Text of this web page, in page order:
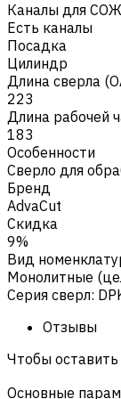
Каналы для СОЖ
Есть каналы
Посадка
Цилиндр
Длина сверла
223
Длина рабочей
183
Особенности
Сверло для
Бренд
AdvaCut
Скидка
9%
Вид
Монолитные
Серия сверл:
Отзывы
Чтобы
Основные